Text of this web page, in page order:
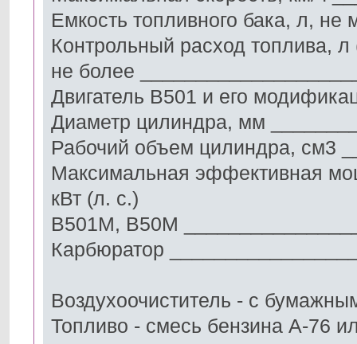
Емкость топливного бака, л,
Контрольный расход топлива, л
не более
Двигатель В501 и его
Диаметр цилиндра, мм
Рабочий объем цилиндра, см3
Максимальная эффективная
кВт (л. с.)
В501М, В50М
Карбюратор
Воздухоочиститель - с
Топливо - смесь бензина А-76